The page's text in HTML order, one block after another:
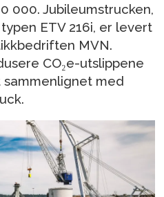
000. Jubileumstrucken,
ETV 216i, er levert
MVN.
CO₂e-utslippene
med